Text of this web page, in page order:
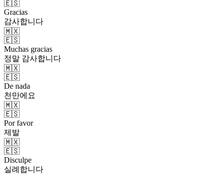
🇪🇸
Gracias
감사합니다
🇲🇽
🇪🇸
Muchas gracias
정말 감사합니다
🇲🇽
🇪🇸
De nada
천만에요
🇲🇽
🇪🇸
Por favor
제발
🇲🇽
🇪🇸
Disculpe
실례합니다